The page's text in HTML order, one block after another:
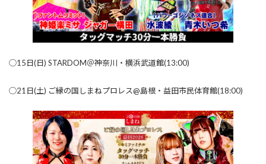
◯15日(日) STARDOM＠神奈川・横浜武道館(13:00)
◯21日(土) ご縁の国しまねプロレス@島根・益田市民体育館(18:00)